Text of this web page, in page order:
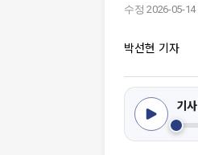
수정 2026-05-14
박선현 기자
기